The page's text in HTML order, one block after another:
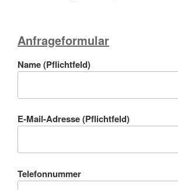
Anfrageformular
Name (Pflichtfeld)
E-Mail-Adresse (Pflichtfeld)
Telefonnummer